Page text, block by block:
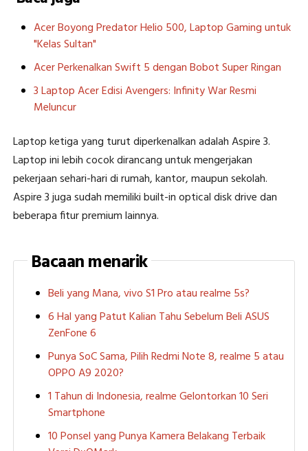
Acer Boyong Predator Helio 500, Laptop Gaming untuk
"Kelas Sultan"
Acer Perkenalkan Swift 5 dengan Bobot Super Ringan
3 Laptop Acer Edisi Avengers: Infinity War Resmi
Meluncur
Laptop ketiga yang turut diperkenalkan adalah Aspire 3.
Laptop ini lebih cocok dirancang untuk mengerjakan
pekerjaan sehari-hari di rumah, kantor, maupun sekolah.
Aspire 3 juga sudah memiliki built-in optical disk drive dan
beberapa fitur premium lainnya.
Bacaan menarik
Beli yang Mana, vivo S1 Pro atau realme 5s?
6 Hal yang Patut Kalian Tahu Sebelum Beli ASUS
ZenFone 6
Punya SoC Sama, Pilih Redmi Note 8, realme 5 atau
OPPO A9 2020?
1 Tahun di Indonesia, realme Gelontorkan 10 Seri
Smartphone
10 Ponsel yang Punya Kamera Belakang Terbaik